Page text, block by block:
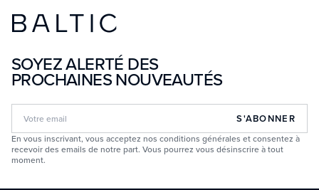
SOYEZ ALERTÉ DES
PROCHAINES NOUVEAUTÉS
S'ABONNER
En vous inscrivant, vous acceptez nos conditions générales et consentez à
recevoir des emails de notre part. Vous pourrez vous désinscrire à tout
moment.